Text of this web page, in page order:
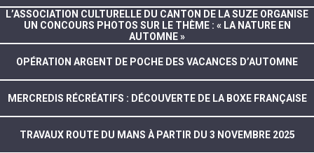
L’ASSOCIATION CULTURELLE DU CANTON DE LA SUZE ORGANISE
UN CONCOURS PHOTOS SUR LE THÈME : « LA NATURE EN
AUTOMNE »
OPÉRATION ARGENT DE POCHE DES VACANCES D’AUTOMNE
MERCREDIS RÉCRÉATIFS : DÉCOUVERTE DE LA BOXE FRANÇAISE
TRAVAUX ROUTE DU MANS À PARTIR DU 3 NOVEMBRE 2025